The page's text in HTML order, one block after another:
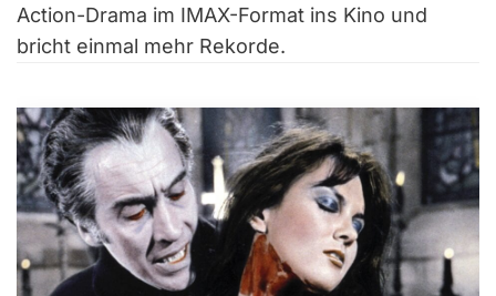
Action-Drama im IMAX-Format ins Kino und
bricht einmal mehr Rekorde.